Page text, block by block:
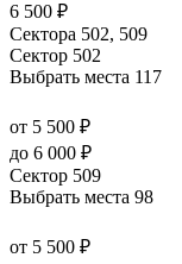
6 500 ₽
Сектора 502, 509
Сектор 502
Выбрать места 117
от 5 500 ₽
до 6 000 ₽
Сектор 509
Выбрать места 98
от 5 500 ₽